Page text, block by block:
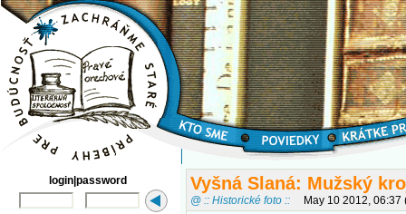
login|password Vyšná Slaná: Mužský
@ :: Historické foto :: May 10 2012, 06:37